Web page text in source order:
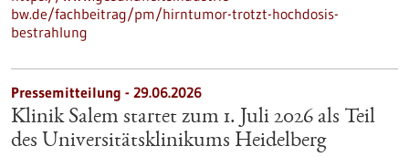
bw.de/fachbeitrag/pm/hirntumor-trotzt-hochdosis-
bestrahlung
Pressemitteilung - 29.06.2026
Klinik Salem startet zum 1. Juli 2026 als Teil
des Universitätsklinikums Heidelberg